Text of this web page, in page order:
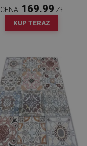
CENA: 169.99 ZŁ
KUP TERAZ